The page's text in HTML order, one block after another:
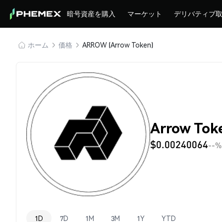
暗号資産を購入 マーケット デリバティブ
ホーム 価格 ARROW (Arrow Token)
Arrow
$0.00240064--%
1D 7D 1M 3M 1Y YTD